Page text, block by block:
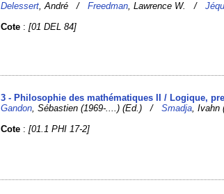
Delessert , André /Freedman , Lawrence W. /
Cote :[01 DEL 84]
3 - Philosophie des mathématiques II / Logique,
Gandon, Sébastien (1969-....) (Ed.) /Smadja, Ivahn
Cote :[01.1 PHI 17-2]